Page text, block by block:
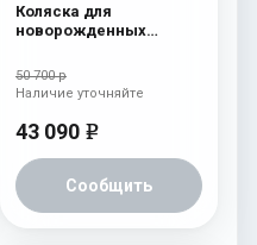
Коляска для
новорожденных
White) Denim
50 700 р
43 090 e
Сообщить
Наличие уточняйте